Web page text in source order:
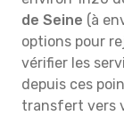
de Seine (à
options pour
vérifier les
depuis ces
transfert vers